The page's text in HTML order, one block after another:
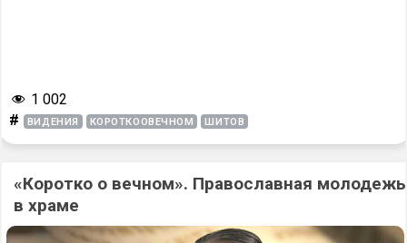
1 002
# ВИДЕНИЯ КОРОТКООВЕЧНОМ ШИТОВ
«Коротко о вечном». Православная молодежь
в храме